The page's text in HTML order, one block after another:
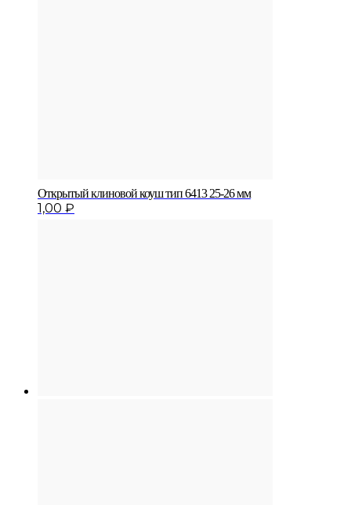
Открытый клиновой коуш тип 6413 25-26 мм
1,00 ₽